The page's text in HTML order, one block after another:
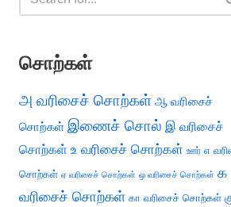
சொற்கள்
அ வரிசைச் சொற்கள் ஆ வரிசைச்
சொற்கள் இணைச் சொல் இ வரிசைச்
சொற்கள் உ வரிசைச் சொற்கள் ஊர் எ
சொற்கள் ஏ வரிசைச் சொற்கள் ஒ வரிசைச் சொற்கள் க
வரிசைச் சொற்கள் கா வரிசைச் சொற்கள்